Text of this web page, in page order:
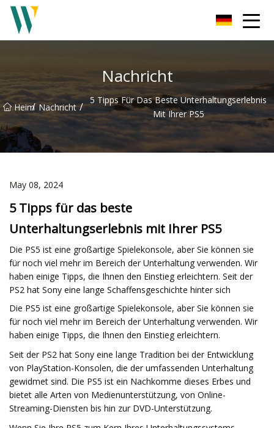
Nachricht
Heim
/ Nachricht /
5 Tipps Für Das Beste Unterhaltungserlebnis
Mit Ihrer PS5
May 08, 2024
5 Tipps für das beste
Unterhaltungserlebnis mit Ihrer PS5
Die PS5 ist eine großartige Spielekonsole, aber Sie können sie
für noch viel mehr im Bereich der Unterhaltung verwenden. Wir
haben einige Tipps, die Ihnen den Einstieg erleichtern. Seit der
PS2 hat Sony eine lange Schaffensgeschichte hinter sich
Die PS5 ist eine großartige Spielekonsole, aber Sie können sie
für noch viel mehr im Bereich der Unterhaltung verwenden. Wir
haben einige Tipps, die Ihnen den Einstieg erleichtern.
Seit der PS2 hat Sony eine lange Tradition bei der Entwicklung
von PlayStation-Konsolen, die der umfassenden Unterhaltung
gewidmet sind. Die PS5 ist ein Nachkomme dieses Erbes und
bietet alle Arten von Medienunterstützung, von Online-
Streaming-Diensten bis hin zur DVD-Unterstützung.